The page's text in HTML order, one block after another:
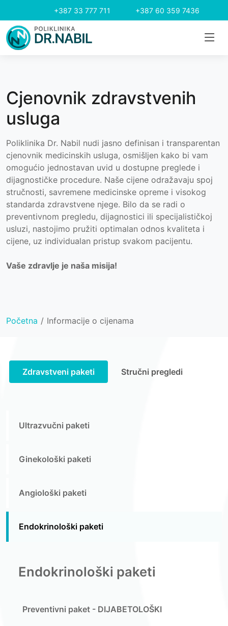
+387 33 777 711 +387 60 359 7436
Cjenovnik zdravstvenih
usluga
Poliklinika Dr. Nabil nudi jasno definisan i transparentan
cjenovnik medicinskih usluga, osmišljen kako bi vam
omogućio jednostavan uvid u dostupne preglede i
dijagnostičke procedure. Naše cijene odražavaju spoj
stručnosti, savremene medicinske opreme i visokog
standarda zdravstvene njege. Bilo da se radi o
preventivnom pregledu, dijagnostici ili specijalističkoj
usluzi, nastojimo pružiti optimalan odnos kvaliteta i
cijene, uz individualan pristup svakom pacijentu.
Vaše zdravlje je naša misija!
Početna Informacije o cijenama
Zdravstveni paketi Stručni pregledi
Ultrazvučni paketi
Ginekološki paketi
Angiološki paketi
Endokrinološki paketi
Endokrinološki paketi
Preventivni paket - DIJABETOLOŠKI